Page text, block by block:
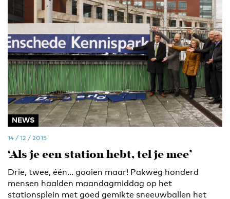
NEWS
14 / 12 / 2015
‘Als je een station hebt, tel je mee’
Drie, twee, één… gooien maar! Pakweg honderd
mensen haalden maandagmiddag op het
stationsplein met goed gemikte sneeuwballen het